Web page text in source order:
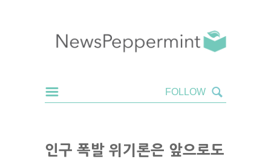
인구 폭발 위기론은 앞으로도